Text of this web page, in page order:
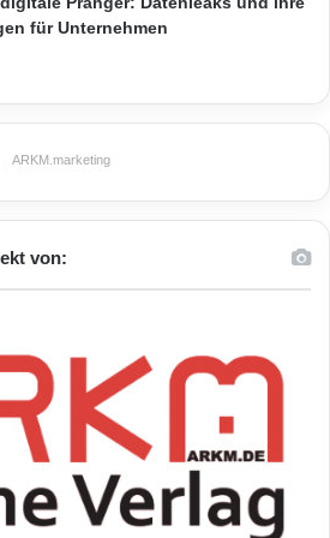
viel Bewegung und Sport
und digitalen Lifestyle
für Unternehmen
ARKM.marketing
von: